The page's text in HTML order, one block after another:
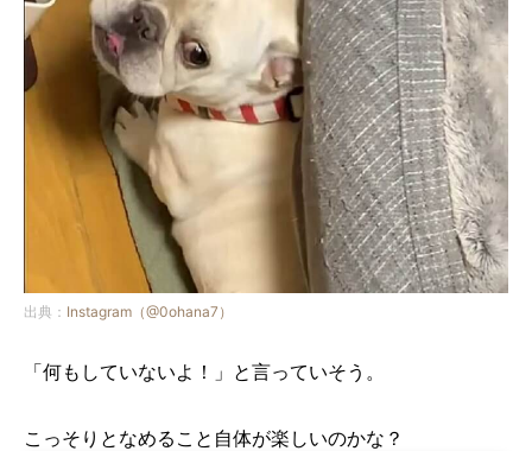
出典： Instagram（@0ohana7）
「何もしていないよ！」と言っていそう。
こっそりとなめること自体が楽しいのかな？